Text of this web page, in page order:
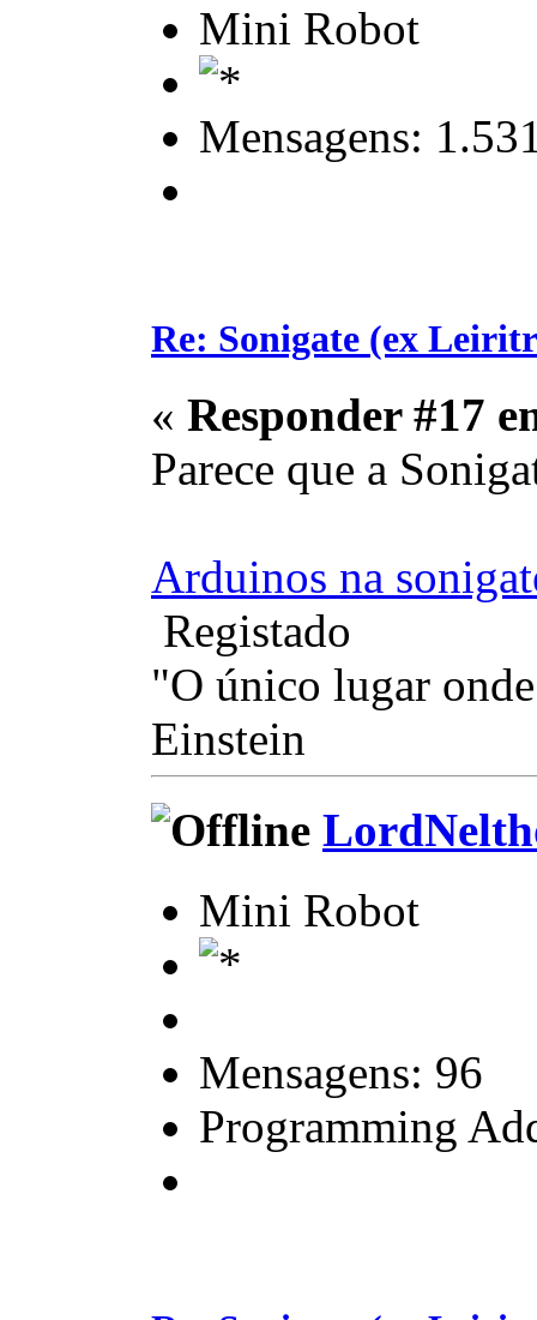
Mini Robot
Mensagens:
Re: Sonigate (ex
« Responder #17
Parece que a
Arduinos na
Registado
"O único lugar
Einstein
Mini Robot
Mensagens: 96
Programming